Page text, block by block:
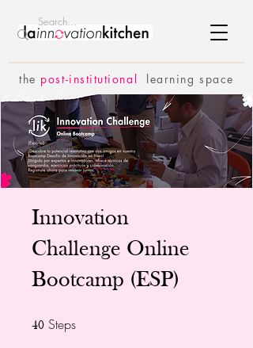
the post-institutional learning space
Innovation
Challenge Online
Bootcamp (ESP)
40 Steps